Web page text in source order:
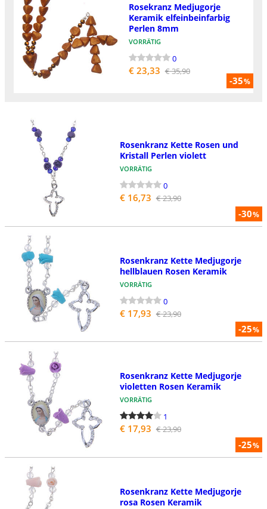
-35%
Rosekranz Medjugorje
Keramik elfeinbeinfarbig
Perlen 8mm
VORRÄTIG
0
€ 23,33 € 35,90
-30%
Rosenkranz Kette Rosen und
Kristall Perlen violett
VORRÄTIG
0
€ 16,73 € 23,90
-25%
Rosenkranz Kette Medjugorje
hellblauen Rosen Keramik
VORRÄTIG
0
€ 17,93 € 23,90
-25%
Rosenkranz Kette Medjugorje
violetten Rosen Keramik
VORRÄTIG
1
€ 17,93 € 23,90
Rosenkranz Kette Medjugorje
rosa Rosen Keramik